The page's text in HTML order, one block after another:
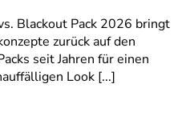
Blackout Pack 2026 bringt
zurück auf den
seit Jahren für einen
Look [...]